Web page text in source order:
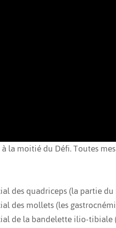
la moitié du Défi. Toutes
des quadriceps (la partie
des mollets (les
de la bandelette ilio-tibiale